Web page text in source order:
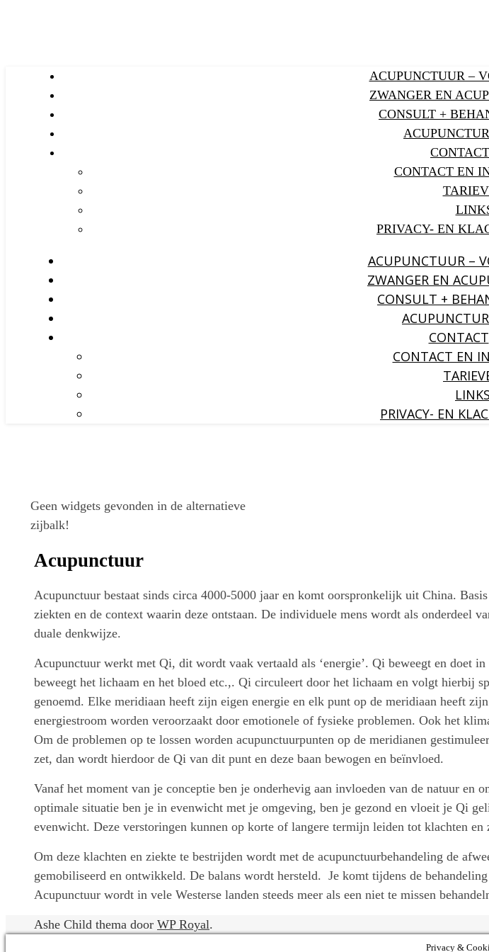
ACUPUNCTUUR –
ZWANGER EN
CONSULT +
CONTACT
CONTACT EN
PRIVACY- EN
ACUPUNCTUUR –
ZWANGER EN
CONSULT +
CONTACT
CONTACT EN
LINKS
PRIVACY- EN
Geen widgets gevonden in de alternatieve
zijbalk!
Acupunctuur
Acupunctuur bestaat sinds circa 4000-5000 jaar en komt oorspronkelijk uit China.
ziekten en de context waarin deze ontstaan. De individuele mens wordt als onderdeel
duale denkwijze.
Acupunctuur werkt met Qi, dit wordt vaak vertaald als ‘energie’. Qi beweegt en doet
beweegt het lichaam en het bloed etc.,. Qi circuleert door het lichaam en volgt hierbij
genoemd. Elke meridiaan heeft zijn eigen energie en elk punt op de meridiaan heeft
energiestroom worden veroorzaakt door emotionele of fysieke problemen. Ook het
Om de problemen op te lossen worden acupunctuurpunten op de meridianen
zet, dan wordt hierdoor de Qi van dit punt en deze baan bewogen en beïnvloed.
Vanaf het moment van je conceptie ben je onderhevig aan invloeden van de natuur en
optimale situatie ben je in evenwicht met je omgeving, ben je gezond en vloeit je Qi
evenwicht. Deze verstoringen kunnen op korte of langere termijn leiden tot klachten en
Om deze klachten en ziekte te bestrijden wordt met de acupunctuurbehandeling de
gemobiliseerd en ontwikkeld. De balans wordt hersteld. Je komt tijdens de
Acupunctuur wordt in vele Westerse landen steeds meer als een niet te missen
Ashe Child thema door WP Royal.
Privacy &